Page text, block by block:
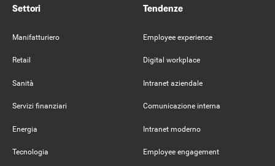
Settori
Manifatturiero
Retail
Sanità
Servizi finanziari
Energia
Tecnologia
Tendenze
Employee experience
Digital workplace
Intranet aziendale
Comunicazione interna
Intranet moderno
Employee engagement